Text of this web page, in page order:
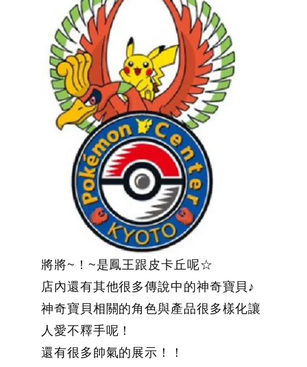
將將~！~是鳳王跟皮卡丘呢☆
店內還有其他很多傳說中的神奇寶貝♪
神奇寶貝相關的角色與產品很多樣化讓
人愛不釋手呢！
還有很多帥氣的展示！！